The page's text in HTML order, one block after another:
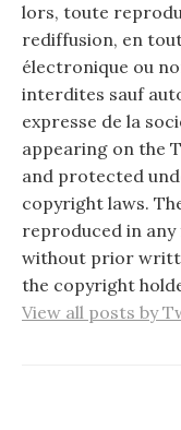
lors, toute
rediffusion, en
électronique ou
interdites sauf
expresse de la
appearing on the
and protected
copyright laws.
reproduced in
without prior
the copyright
View all posts by